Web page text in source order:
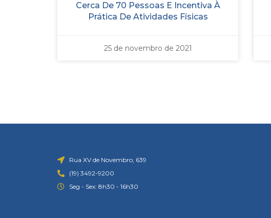
Cerca De 70 Pessoas E Incentiva À
Prática De Atividades Físicas
25 de novembro de 2021
Rua XV de Novembro, 639
(19) 3492-9200
Seg - Sex: 8h30 - 16h30